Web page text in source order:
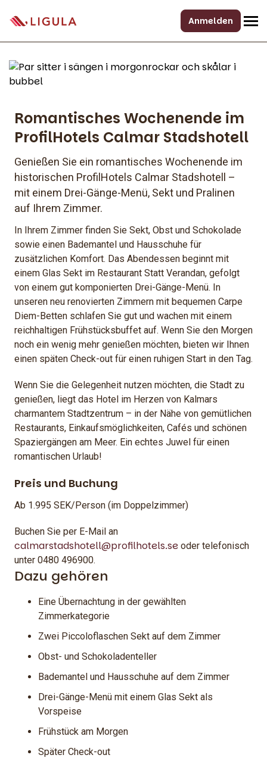
Anmelden
Romantisches Wochenende im
ProfilHotels Calmar Stadshotell
Genießen Sie ein romantisches Wochenende im
historischen ProfilHotels Calmar Stadshotell –
mit einem Drei-Gänge-Menü, Sekt und Pralinen
auf Ihrem Zimmer.
In Ihrem Zimmer finden Sie Sekt, Obst und Schokolade
sowie einen Bademantel und Hausschuhe für
zusätzlichen Komfort. Das Abendessen beginnt mit
einem Glas Sekt im Restaurant Statt Verandan, gefolgt
von einem gut komponierten Drei-Gänge-Menü. In
unseren neu renovierten Zimmern mit bequemen Carpe
Diem-Betten schlafen Sie gut und wachen mit einem
reichhaltigen Frühstücksbuffet auf. Wenn Sie den Morgen
noch ein wenig mehr genießen möchten, bieten wir Ihnen
einen späten Check-out für einen ruhigen Start in den Tag.
Wenn Sie die Gelegenheit nutzen möchten, die Stadt zu
genießen, liegt das Hotel im Herzen von Kalmars
charmantem Stadtzentrum – in der Nähe von gemütlichen
Restaurants, Einkaufsmöglichkeiten, Cafés und schönen
Spaziergängen am Meer. Ein echtes Juwel für einen
romantischen Urlaub!
Preis und Buchung
Ab 1.995 SEK/Person (im Doppelzimmer)
Buchen Sie per E-Mail an
calmarstadshotell@profilhotels.se oder telefonisch
unter 0480 496900.
Dazu gehören
Eine Übernachtung in der gewählten
Zimmerkategorie
Zwei Piccoloflaschen Sekt auf dem Zimmer
Obst- und Schokoladenteller
Bademantel und Hausschuhe auf dem Zimmer
Drei-Gänge-Menü mit einem Glas Sekt als
Vorspeise
Frühstück am Morgen
Später Check-out